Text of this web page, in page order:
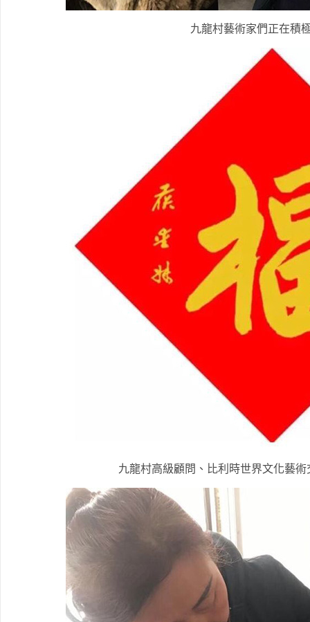
九龍村藝術家們正在積
九龍村高級顧問、比利時世界文化藝